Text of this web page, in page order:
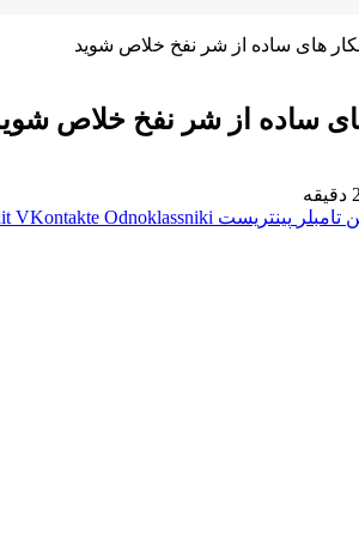
های ساده از شر نفخ خلاص شوید
های ساده از شر نفخ خلاص
تامبلر پینتریست VKontakte Odnoklassniki